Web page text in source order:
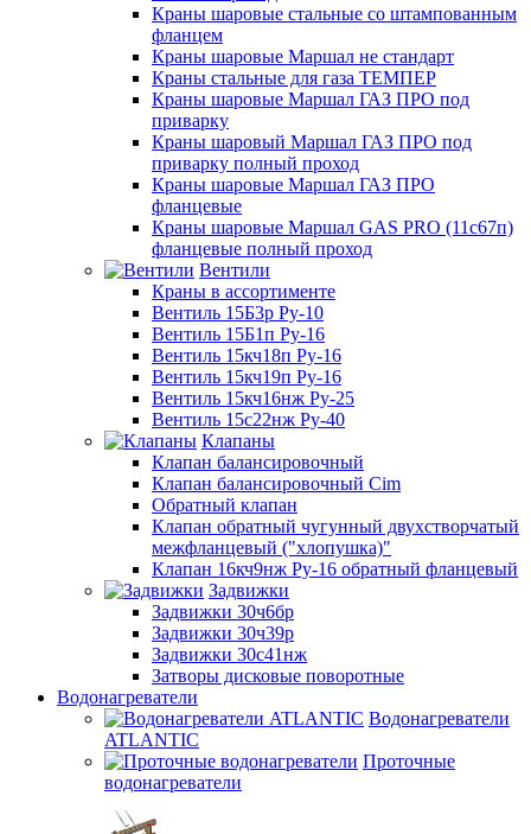
Краны шаровые стальные со штампованным
фланцем
Краны шаровые Маршал не стандарт
Краны стальные для газа ТЕМПЕР
Краны шаровые Маршал ГАЗ ПРО под
приварку
Краны шаровый Маршал ГАЗ ПРО под
приварку полный проход
Краны шаровые Маршал ГАЗ ПРО
фланцевые
Краны шаровые Маршал GAS PRO (11с67п)
фланцевые полный проход
Вентили
Краны в ассортименте
Вентиль 15Б3р Ру-10
Вентиль 15Б1п Ру-16
Вентиль 15кч18п Ру-16
Вентиль 15кч19п Ру-16
Вентиль 15кч16нж Ру-25
Вентиль 15с22нж Ру-40
Клапаны
Клапан балансировочный
Клапан балансировочный Cim
Обратный клапан
Клапан обратный чугунный двухстворчатый
межфланцевый ("хлопушка)"
Клапан 16кч9нж Ру-16 обратный фланцевый
Задвижки
Задвижки 30ч6бр
Задвижки 30ч39р
Задвижки 30с41нж
Затворы дисковые поворотные
Водонагреватели
Водонагреватели
ATLANTIC
Проточные
водонагреватели